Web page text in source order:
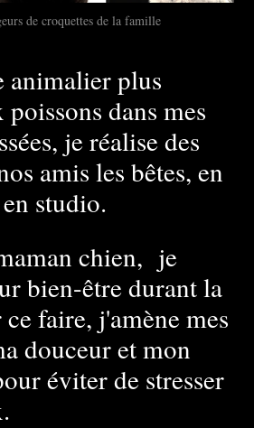
de croquettes de la famille
animalier plus
dans mes
je réalise des
amis les bêtes, en
studio.
chien, je
bien-être durant la
ce faire, j'amène mes
douceur et mon
éviter de stresser